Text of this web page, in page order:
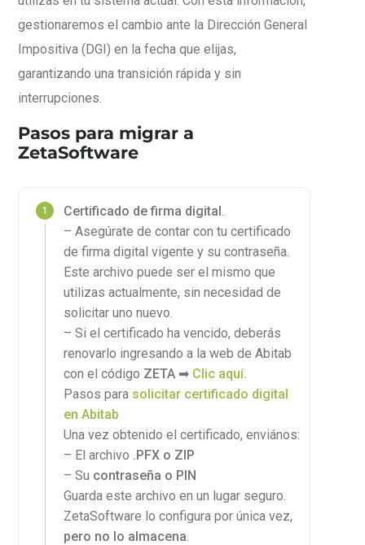
gestionaremos el cambio ante la Dirección General
Impositiva (DGI) en la fecha que elijas,
garantizando una transición rápida y sin
interrupciones.
Pasos para migrar a
ZetaSoftware
Certificado de firma digital.
– Asegúrate de contar con tu certificado
de firma digital vigente y su contraseña.
Este archivo puede ser el mismo que
utilizas actualmente, sin necesidad de
solicitar uno nuevo.
– Si el certificado ha vencido, deberás
renovarlo ingresando a la web de Abitab
con el código ZETA ➡ Clic aquí.
Pasos para solicitar certificado digital
en Abitab
Una vez obtenido el certificado, enviános:
– El archivo .PFX o ZIP
– Su contraseña o PIN
Guarda este archivo en un lugar seguro.
ZetaSoftware lo configura por única vez,
pero no lo almacena.